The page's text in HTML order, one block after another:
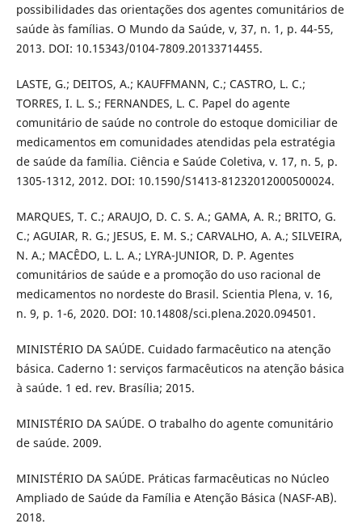
possibilidades das orientações dos agentes comunitários de
saúde às famílias. O Mundo da Saúde, v, 37, n. 1, p. 44-55,
2013. DOI: 10.15343/0104-7809.20133714455.
LASTE, G.; DEITOS, A.; KAUFFMANN, C.; CASTRO, L. C.;
TORRES, I. L. S.; FERNANDES, L. C. Papel do agente
comunitário de saúde no controle do estoque domiciliar de
medicamentos em comunidades atendidas pela estratégia
de saúde da família. Ciência e Saúde Coletiva, v. 17, n. 5, p.
1305-1312, 2012. DOI: 10.1590/S1413-81232012000500024.
MARQUES, T. C.; ARAUJO, D. C. S. A.; GAMA, A. R.; BRITO, G.
C.; AGUIAR, R. G.; JESUS, E. M. S.; CARVALHO, A. A.; SILVEIRA,
N. A.; MACÊDO, L. L. A.; LYRA-JUNIOR, D. P. Agentes
comunitários de saúde e a promoção do uso racional de
medicamentos no nordeste do Brasil. Scientia Plena, v. 16,
n. 9, p. 1-6, 2020. DOI: 10.14808/sci.plena.2020.094501.
MINISTÉRIO DA SAÚDE. Cuidado farmacêutico na atenção
básica. Caderno 1: serviços farmacêuticos na atenção básica
à saúde. 1 ed. rev. Brasília; 2015.
MINISTÉRIO DA SAÚDE. O trabalho do agente comunitário
de saúde. 2009.
MINISTÉRIO DA SAÚDE. Práticas farmacêuticas no Núcleo
Ampliado de Saúde da Família e Atenção Básica (NASF-AB).
2018.